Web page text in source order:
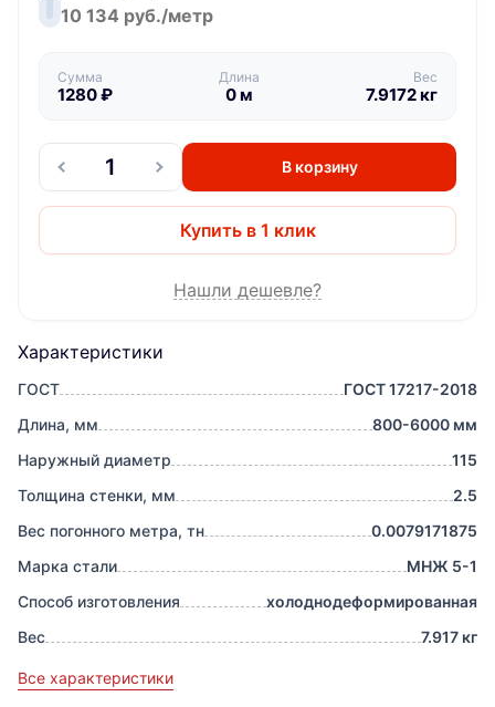
Характеристики
ГОСТ
ГОСТ 17217-2018
Длина, мм
800-6000 мм
Наружный диаметр
115
Толщина стенки, мм
2.5
Вес погонного метра, тн
0.0079171875
Марка стали
МНЖ 5-1
Способ изготовления
холоднодеформированная
Вес
7.917 кг
Все характеристики
10 134 руб./метр
Сумма
1280₽
Длина
0м
Вес
7.9172кг
В корзину
Купить в 1 клик
Нашли дешевле?